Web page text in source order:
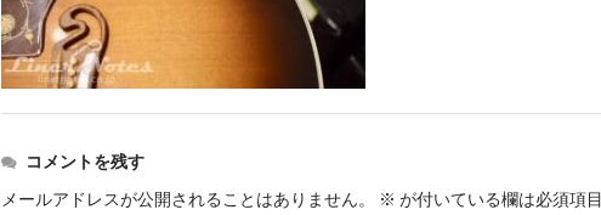
コメントを残す
メールアドレスが公開されることはありません。
※ が付いている欄は必須項